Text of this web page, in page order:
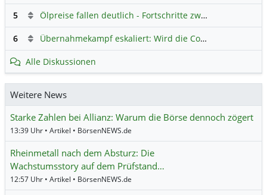
5 Ölpreise fallen deutlich - Fortschritte zwischen USA und Iran belasten
6 Übernahmekampf eskaliert: Wird die Commerzbank italienisch?
Alle Diskussionen
Weitere News
Starke Zahlen bei Allianz: Warum die Börse dennoch zögert
13:39 Uhr • Artikel • BörsenNEWS.de
Rheinmetall nach dem Absturz: Die
Wachstumsstory auf dem Prüfstand…
12:57 Uhr • Artikel • BörsenNEWS.de